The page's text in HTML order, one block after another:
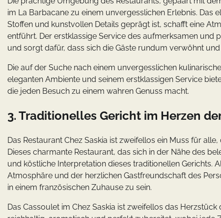
im La Barbacane zu einem unvergesslichen Erlebnis. Das
Stoffen und kunstvollen Details geprägt ist, schafft eine
entführt. Der erstklassige Service des aufmerksamen und
und sorgt dafür, dass sich die Gäste rundum verwöhnt
Die auf der Suche nach einem unvergesslichen
eleganten Ambiente und seinem erstklassigen Service
die jeden Besuch zu einem wahren Genuss macht.
3. Traditionelles Gericht im Herzen
Das Restaurant Chez Saskia ist zweifellos ein Muss für
Dieses charmante Restaurant, das sich in der Nähe des
und köstliche Interpretation dieses traditionellen Gerichts.
Atmosphäre und der herzlichen Gastfreundschaft des
in einem französischen Zuhause zu sein.
Das Cassoulet im Chez Saskia ist zweifellos das